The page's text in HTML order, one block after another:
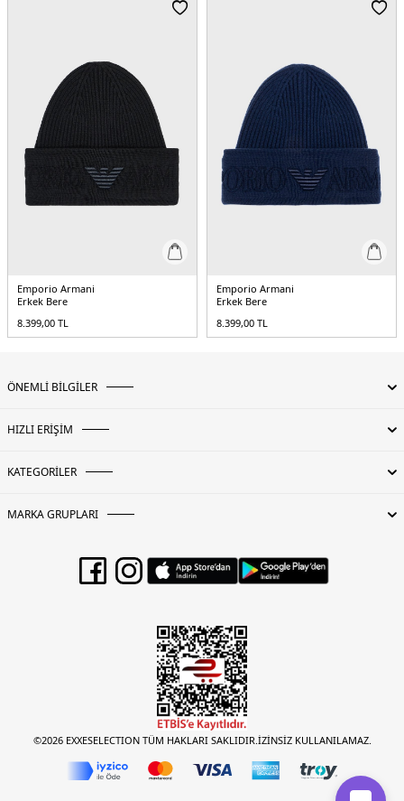
Emporio Armani
Erkek Bere
8.399,00 TL
Emporio Armani
Erkek Bere
8.399,00 TL
ÖNEMLİ BİLGİLER
HIZLI ERİŞİM
KATEGORİLER
MARKA GRUPLARI
©2026 EXXESELECTION TÜM HAKLARI SAKLIDIR.İZİNSİZ KULLANILAMAZ.